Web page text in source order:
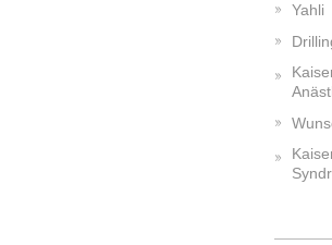
Yahli